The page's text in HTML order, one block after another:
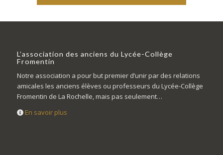
L’association des anciens du Lycée-Collège
Fromentin
Notre association a pour but premier d’unir par des relations
amicales les anciens élèves ou professeurs du Lycée-Collège
Fromentin de La Rochelle, mais pas seulement…
En savoir plus